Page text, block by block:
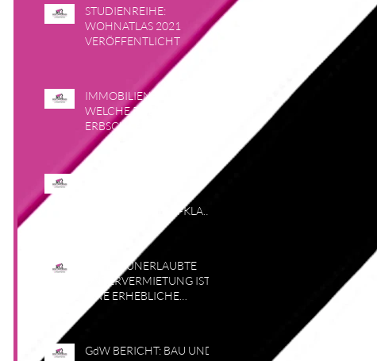
STUDIENREIHE:
WOHNATLAS 2021
VERÖFFENTLICHT
IMMOBILIENKAUF:
WELCHE ROLLE
ERBSCHAFT HIERBEI
SPIELT
PFLICHTTEILSTRAFKLAUS
URTEIL: UNERLAUBTE
UNTERVERMIETUNG IST
EINE ERHEBLICHE
PFLICHTVERLETZUNG
GdW BERICHT: BAU UND